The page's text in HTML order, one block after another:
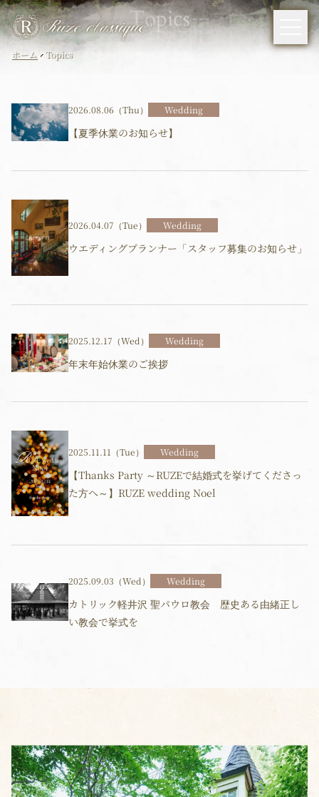
ホーム Topics
Topics
2026.08.06（Thu） Wedding
【夏季休業のお知らせ】
2026.04.07（Tue） Wedding
ウエディングプランナー「スタッフ募集のお知らせ」
2025.12.17（Wed） Wedding
年末年始休業のご挨拶
2025.11.11（Tue） Wedding
【Thanks Party ～RUZEで結婚式を挙げてくださっ
た方へ～】RUZE wedding Noel
2025.09.03（Wed） Wedding
カトリック軽井沢 聖パウロ教会 歴史ある由緒正し
い教会で挙式を